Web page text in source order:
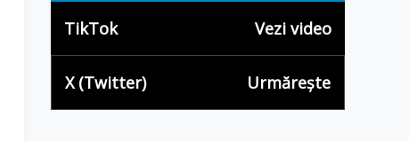
TikTok Vezi video
X (Twitter) Urmărește